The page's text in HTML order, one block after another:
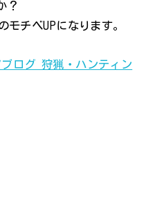
？
モチベUPになります。